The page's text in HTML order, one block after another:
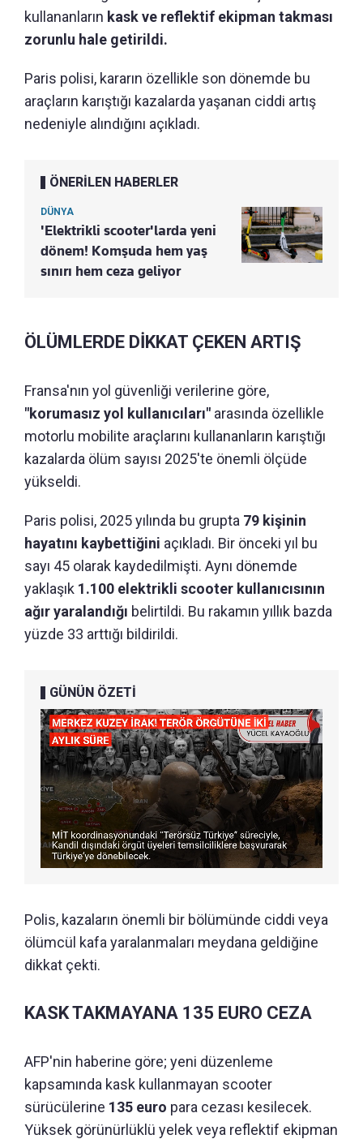
kullananların kask ve reflektif ekipman takması
zorunlu hale getirildi.
Paris polisi, kararın özellikle son dönemde bu
araçların karıştığı kazalarda yaşanan ciddi artış
nedeniyle alındığını açıkladı.
ÖNERİLEN HABERLER
DÜNYA
'Elektrikli scooter'larda yeni
dönem! Komşuda hem yaş
sınırı hem ceza geliyor
ÖLÜMLERDE DİKKAT ÇEKEN ARTIŞ
Fransa'nın yol güvenliği verilerine göre,
"korumasız yol kullanıcıları" arasında özellikle
motorlu mobilite araçlarını kullananların karıştığı
kazalarda ölüm sayısı 2025'te önemli ölçüde
yükseldi.
Paris polisi, 2025 yılında bu grupta 79 kişinin
hayatını kaybettiğini açıkladı. Bir önceki yıl bu
sayı 45 olarak kaydedilmişti. Aynı dönemde
yaklaşık 1.100 elektrikli scooter kullanıcısının
ağır yaralandığı belirtildi. Bu rakamın yıllık bazda
yüzde 33 arttığı bildirildi.
GÜNÜN ÖZETİ
Polis, kazaların önemli bir bölümünde ciddi veya
ölümcül kafa yaralanmaları meydana geldiğine
dikkat çekti.
KASK TAKMAYANA 135 EURO CEZA
AFP'nin haberine göre; yeni düzenleme
kapsamında kask kullanmayan scooter
sürücülerine 135 euro para cezası kesilecek.
Yüksek görünürlüklü yelek veya reflektif ekipman